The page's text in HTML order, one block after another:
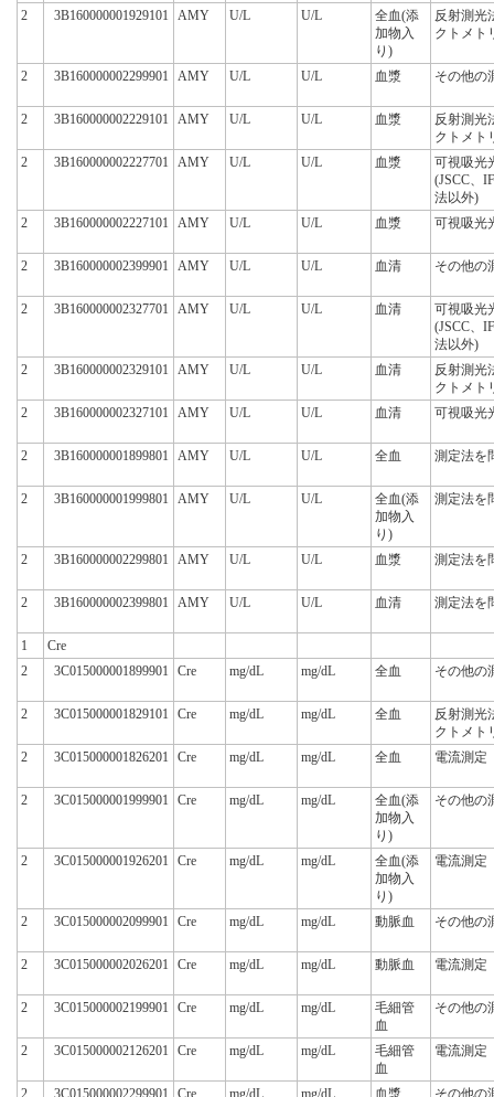
2 3B160000001929101 AMY U/L U/L
全血(添
加物入
り)
反射測光
クトメト
2 3B160000002299901 AMY U/L U/L 血漿 その他の
2 3B160000002229101 AMY U/L U/L 血漿
反射測光
クトメト
2
3B160000002227701 AMY U/L U/L 血漿
可視吸光
(JSCC、
法以外)
2
3B160000002227101 AMY U/L U/L 血漿 可視吸光
2 3B160000002399901 AMY U/L U/L 血清 その他の
2 3B160000002327701 AMY U/L U/L 血清
可視吸光
(JSCC、
法以外)
2
3B160000002329101 AMY U/L U/L 血清
反射測光
クトメト
2
3B160000002327101 AMY U/L U/L 血清 可視吸光
2 3B160000001899801 AMY U/L U/L 全血 測定法を
2 3B160000001999801 AMY U/L U/L
全血(添
加物入
り)
測定法を
2 3B160000002299801 AMY U/L U/L 血漿 測定法を
2 3B160000002399801 AMY U/L U/L 血清 測定法を
1
Cre
2
3C015000001899901 Cre mg/dL mg/dL 全血 その他の
2 3C015000001829101 Cre mg/dL mg/dL 全血
反射測光
クトメト
2
3C015000001826201 Cre mg/dL mg/dL 全血 電流測定
2 3C015000001999901 Cre mg/dL mg/dL
全血(添
加物入
り)
その他の
2 3C015000001926201 Cre mg/dL mg/dL
全血(添
加物入
り)
電流測定
2 3C015000002099901 Cre mg/dL mg/dL 動脈血 その他の
2 3C015000002026201 Cre mg/dL mg/dL 動脈血 電流測定
2 3C015000002199901 Cre mg/dL mg/dL
毛細管
血
その他の
2 3C015000002126201 Cre mg/dL mg/dL
毛細管
血
電流測定
2 3C015000002299901 Cre mg/dL mg/dL 血漿 その他の